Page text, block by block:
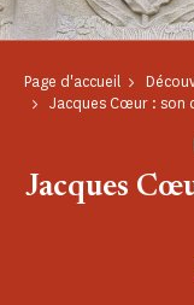
Page d'accueil
Jacques Cœur : son
Jacques